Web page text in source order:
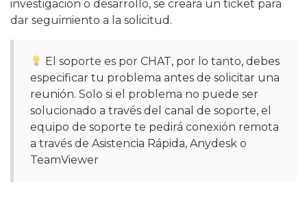
investigación o desarrollo, se creará un ticket para
dar seguimiento a la solicitud.
El soporte es por CHAT, por lo tanto, debes
especificar tu problema antes de solicitar una
reunión. Solo si el problema no puede ser
solucionado a través del canal de soporte, el
equipo de soporte te pedirá conexión remota
a través de Asistencia Rápida, Anydesk o
TeamViewer